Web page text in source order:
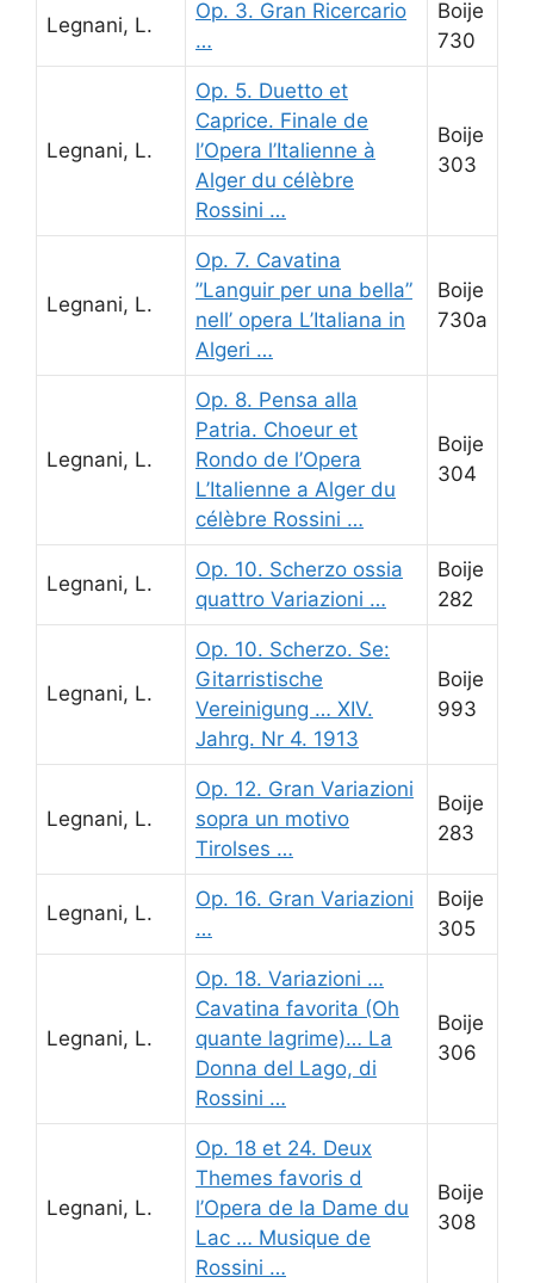
Legnani, L.
Op. 3. Gran Ricercario
…
Boije
730
Legnani, L.
Op. 5. Duetto et
Caprice. Finale de
l’Opera l’Italienne à
Alger du célèbre
Rossini …
Boije
303
Legnani, L.
Op. 7. Cavatina
”Languir per una bella”
nell’ opera L’Italiana in
Algeri …
Boije
730a
Legnani, L.
Op. 8. Pensa alla
Patria. Choeur et
Rondo de l’Opera
L’Italienne a Alger du
célèbre Rossini …
Boije
304
Legnani, L.
Op. 10. Scherzo ossia
quattro Variazioni …
Boije
282
Legnani, L.
Op. 10. Scherzo. Se:
Gitarristische
Vereinigung … XIV.
Jahrg. Nr 4. 1913
Boije
993
Legnani, L.
Op. 12. Gran Variazioni
sopra un motivo
Tirolses …
Boije
283
Legnani, L.
Op. 16. Gran Variazioni
…
Boije
305
Legnani, L.
Op. 18. Variazioni …
Cavatina favorita (Oh
quante lagrime)… La
Donna del Lago, di
Rossini …
Boije
306
Legnani, L.
Op. 18 et 24. Deux
Themes favoris d
l’Opera de la Dame du
Lac … Musique de
Rossini …
Boije
308